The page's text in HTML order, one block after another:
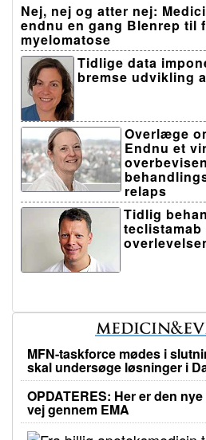
Nej, nej og atter nej:
endnu en gang Blenrep til
myelomatose
Tidlige data
bremse udvikling
Overlæge
Endnu et
relaps
Tidlig
MFN-taskforce mødes i
skal undersøge løsninger i
OPDATERES: Her er den
vej gennem EMA